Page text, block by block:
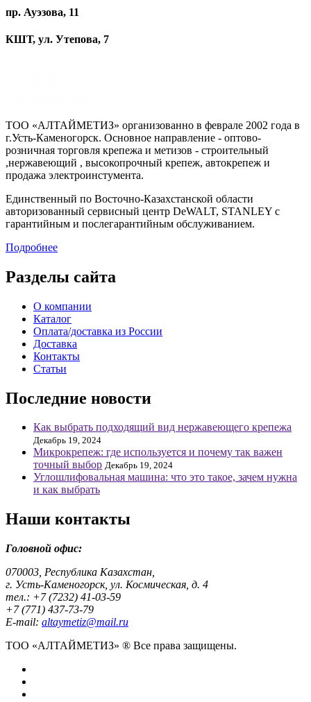
пр. Ауэзова, 11
КШТ, ул. Утепова, 7
ТОО «АЛТАЙМЕТИЗ» организованно в феврале 2002 года в
г.Усть-Каменогорск. Основное направление - оптово-
розничная торговля крепежа и метизов - строительный
,нержавеющий , высокопрочный крепеж, автокрепеж и
продажа электроинстумента.
Единственный по Восточно-Казахстанской области
авторизованный сервисный центр DeWALT, STANLEY с
гарантийным и послегарантийным обслуживанием.
Подробнее
Разделы сайта
О компании
Каталог
Оплата/доставка из России
Доставка
Контакты
Статьи
Последние новости
Как выбрать подходящий вид нержавеющего крепежа
Декабрь 19, 2024
Микрокрепеж: где используется и почему так важен
точный выбор Декабрь 19, 2024
Углошлифовальная машина: что это такое, зачем нужна
и как выбрать
Наши контакты
Головной офис:
070003, Республика Казахстан,
г. Усть-Каменогорск, ул. Космическая, д. 4
тел.: +7 (7232) 41-03-59
+7 (771) 437-73-79
E-mail: altaymetiz@mail.ru
ТОО «АЛТАЙМЕТИЗ» ® Все права защищены.